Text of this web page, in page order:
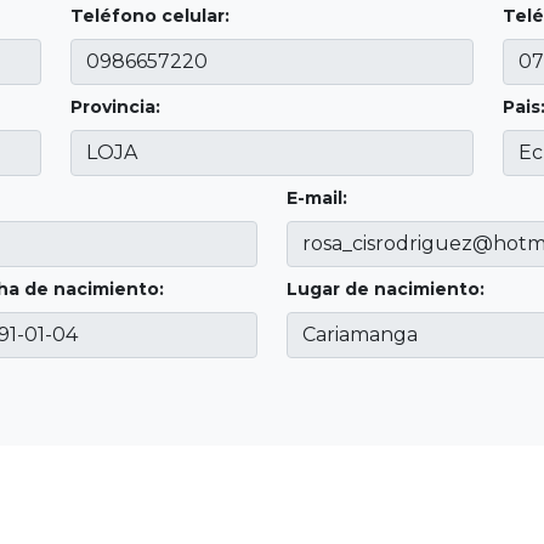
Teléfono celular:
Provincia: Pais:
E-mail:
de nacimiento: Lugar de nacimiento: